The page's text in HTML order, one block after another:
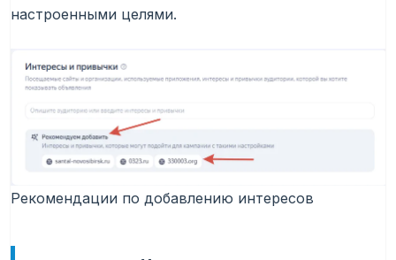
настроенными целями.
Рекомендации по добавлению интересов